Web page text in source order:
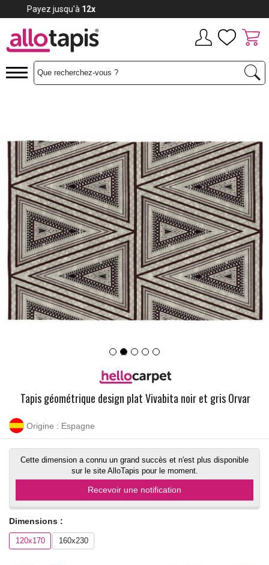
Tapis géométrique design plat Vivabita noir et gris Orvar
Origine : Espagne
Cette dimension a connu un grand succès et n'est plus disponible
sur le site AlloTapis pour le moment.
Recevoir une notification
Dimensions :
120x170 160x230